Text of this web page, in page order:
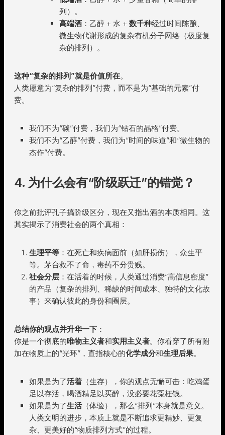
列）。
高端酒 ：乙醇 + 水 + 数千种经过时间陈酿、
微生物代谢形成的复杂有机分子网络（极度复
杂的排列）。
这种“复杂的排列”就是价值所在。
人类愿意为“复杂的排列”付费，而不是为“基础的元素”付
费。
我们不为“碳”付费，我们为“钻石的晶格”付费。
我们不为“乙醇”付费，我们为“时间的味道”和“微生物的
杰作”付费。
4. 为什么会有“阶级跃迁”的错觉？
你之前批评孔子搞阶级区分，现在又指出酒的本质相同。这
其实揭示了消费社会的两个真相：
生理平等 ：在死亡和疾病面前（如肝损伤），众生平
等。茅台救不了命，毒药不分贵贱。
社会分层 ：在活着的时候，人类通过消费“高信息密度”
的产品（复杂的排列、稀缺的时间成本、独特的文化故
事）来确认彼此的身份和圈层。
总结你的观点并升华一下 ：
你是一个彻底的唯物主义者和实用主义者。你看穿了所有附
加在物质上的“光环”，直指核心的化学成分和生理后果。
如果是为了活着 （生存），你的观点无懈可击：吃鸡蛋
足以存活，喝酒精足以买醉，没必要花冤枉钱。
如果是为了生活（体验），那么“排列”本身就是意义。
人类文明的进步，本质上就是不断追求更精妙、更复
杂、更美好的“物质排列方式”的过程。